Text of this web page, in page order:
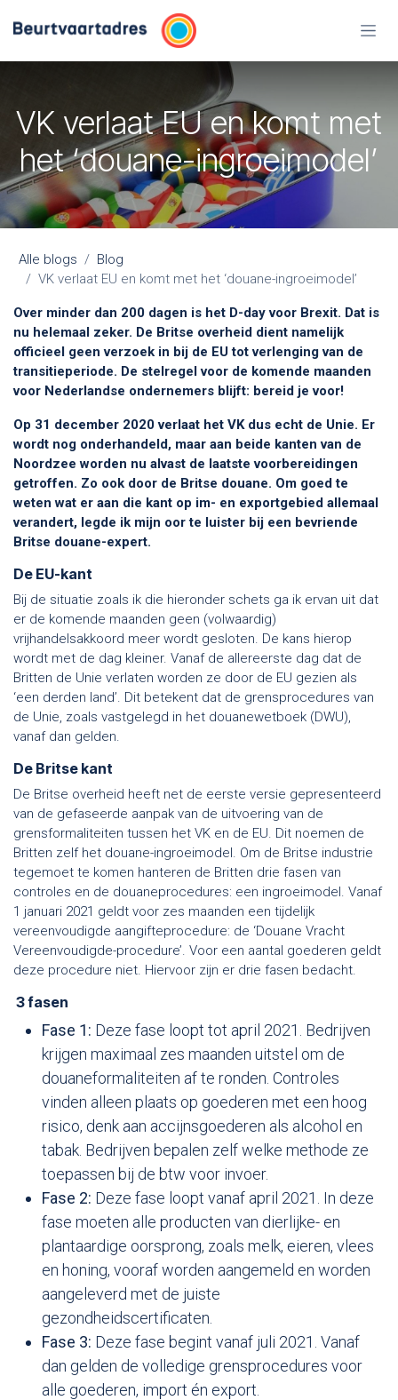
VK verlaat EU en komt met
het ‘douane-ingroeimodel’
Alle blogs
Blog
VK verlaat EU en komt met het ‘douane-ingroeimodel’
Over minder dan 200 dagen is het D-day voor Brexit. Dat is
nu helemaal zeker. De Britse overheid dient namelijk
officieel geen verzoek in bij de EU tot verlenging van de
transitieperiode. De stelregel voor de komende maanden
voor Nederlandse ondernemers blijft: bereid je voor!
Op 31 december 2020 verlaat het VK dus echt de Unie. Er
wordt nog onderhandeld, maar aan beide kanten van de
Noordzee worden nu alvast de laatste voorbereidingen
getroffen. Zo ook door de Britse douane. Om goed te
weten wat er aan die kant op im- en exportgebied allemaal
verandert, legde ik mijn oor te luister bij een bevriende
Britse douane-expert.
De EU-kant
Bij de situatie zoals ik die hieronder schets ga ik ervan uit dat
er de komende maanden geen (volwaardig)
vrijhandelsakkoord meer wordt gesloten. De kans hierop
wordt met de dag kleiner. Vanaf de allereerste dag dat de
Britten de Unie verlaten worden ze door de EU gezien als
‘een derden land’. Dit betekent dat de grensprocedures van
de Unie, zoals vastgelegd in het douanewetboek (DWU),
vanaf dan gelden.
De Britse kant
De Britse overheid heeft net de eerste versie gepresenteerd
van de gefaseerde aanpak van de uitvoering van de
grensformaliteiten tussen het VK en de EU. Dit noemen de
Britten zelf het douane-ingroeimodel. Om de Britse industrie
tegemoet te komen hanteren de Britten drie fasen van
controles en de douaneprocedures: een ingroeimodel. Vanaf
1 januari 2021 geldt voor zes maanden een tijdelijk
vereenvoudigde aangifteprocedure: de ‘Douane Vracht
Vereenvoudigde-procedure’. Voor een aantal goederen geldt
deze procedure niet. Hiervoor zijn er drie fasen bedacht.
3 fasen
Fase 1: Deze fase loopt tot april 2021. Bedrijven
krijgen maximaal zes maanden uitstel om de
douaneformaliteiten af te ronden. Controles
vinden alleen plaats op goederen met een hoog
risico, denk aan accijnsgoederen als alcohol en
tabak. Bedrijven bepalen zelf welke methode ze
toepassen bij de btw voor invoer.
Fase 2: Deze fase loopt vanaf april 2021. In deze
fase moeten alle producten van dierlijke- en
plantaardige oorsprong, zoals melk, eieren, vlees
en honing, vooraf worden aangemeld en worden
aangeleverd met de juiste
gezondheidscertificaten.
Fase 3: Deze fase begint vanaf juli 2021. Vanaf
dan gelden de volledige grensprocedures voor
alle goederen, import én export.